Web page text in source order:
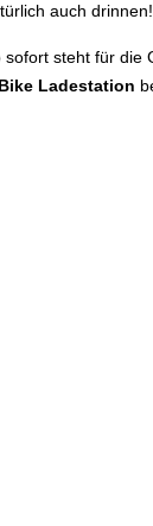
auch drinnen!
sofort steht für die
Ladestation